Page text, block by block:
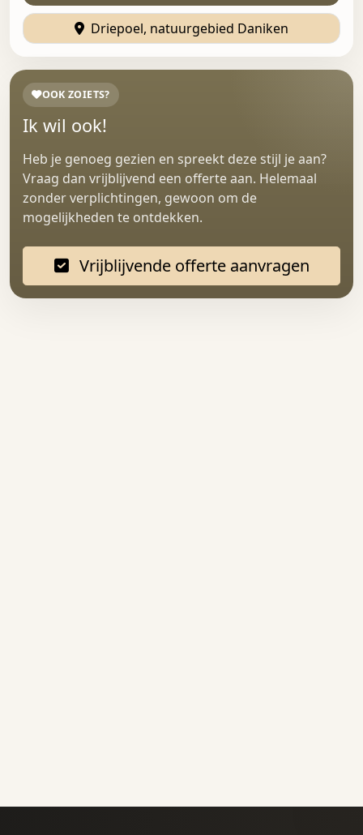
Driepoel, natuurgebied Daniken
OOK ZOIETS?
Ik wil ook!
Heb je genoeg gezien en spreekt deze stijl je aan?
Vraag dan vrijblijvend een offerte aan. Helemaal
zonder verplichtingen, gewoon om de
mogelijkheden te ontdekken.
Vrijblijvende offerte aanvragen